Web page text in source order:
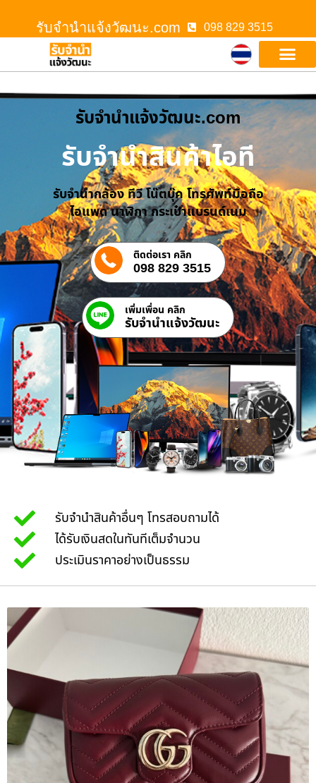
รับจํานําแจ้งวัฒนะ.com 098 829 3515
รับจํานําแจ้งวัฒนะ.com
รับจำนำสินค้าไอที
รับจำนำกล้อง ทีวี โน๊ตบุ๊ค โทรศัพท์มือถือ
ไอแพด นาฬิกา กระเป๋าแบรนด์เนม
ติดต่อเรา คลิก
098 829 3515
เพิ่มเพื่อน คลิก
รับจํานําแจ้งวัฒนะ
รับจำนำสินค้าอื่นๆ โทรสอบถามได้
ได้รับเงินสดในทันทีเต็มจำนวน
ประเมินราคาอย่างเป็นธรรม